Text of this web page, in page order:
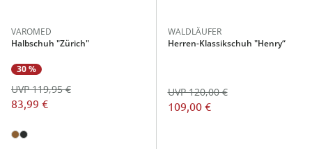
VAROMED
Halbschuh "Zürich"
30 %
83,99 €
UVP 119,95 €
WALDLÄUFER
Herren-Klassikschuh "Henry“
109,00 €
UVP 120,00 €